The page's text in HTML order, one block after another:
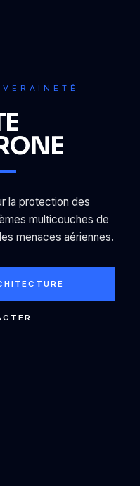
la protection des
multicouches de
menaces aériennes.